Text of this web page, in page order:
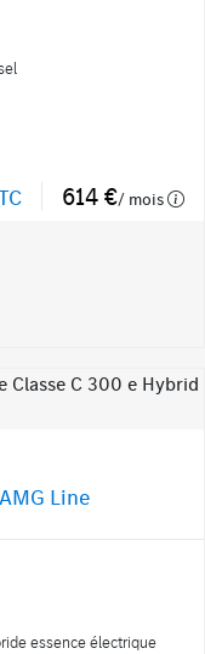
614 €/ mois
Line
essence électrique